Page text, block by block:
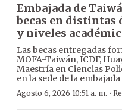
Embajada de
becas en distintas
y niveles
Las becas entregadas
MOFA-Taiwán, ICDF,
Maestría en Ciencias
en la sede de la
Agosto 6, 2026 10:51 a. m. ·